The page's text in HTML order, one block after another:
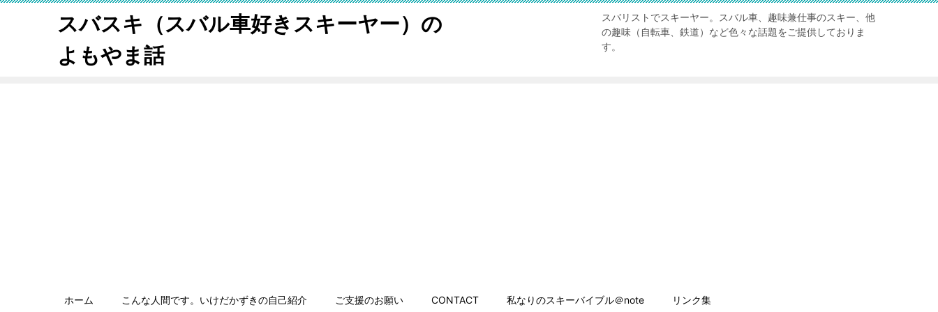
スバスキ（スバル車好きスキーヤー）の
よもやま話
スバリストでスキーヤー。スバル車、趣味兼仕事のスキー、他
の趣味（自転車、鉄道）など色々な話題をご提供しておりま
す。
ホーム こんな人間です。いけだかずきの自己紹介 ご支援のお願い CONTACT 私なりのスキーバイブル＠note リンク集